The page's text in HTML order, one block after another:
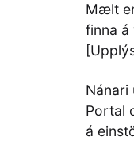
Mælt
finna á
Nánari
Portal
á